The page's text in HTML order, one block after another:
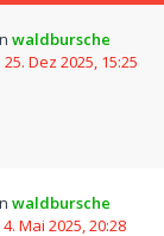
waldbursche
25. Dez 2025, 15:25
waldbursche
4. Mai 2025, 20:28